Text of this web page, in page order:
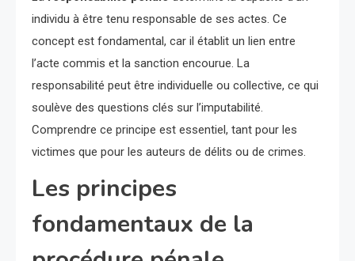
individu à être tenu responsable de ses actes. Ce
concept est fondamental, car il établit un lien entre
l’acte commis et la sanction encourue. La
responsabilité peut être individuelle ou collective, ce qui
soulève des questions clés sur l’imputabilité.
Comprendre ce principe est essentiel, tant pour les
victimes que pour les auteurs de délits ou de crimes.
Les principes
fondamentaux de la